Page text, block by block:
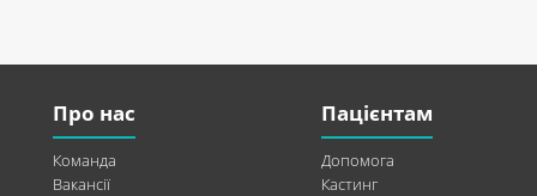
Про нас
Команда
Вакансії
Пацієнтам
Допомога
Кастинг